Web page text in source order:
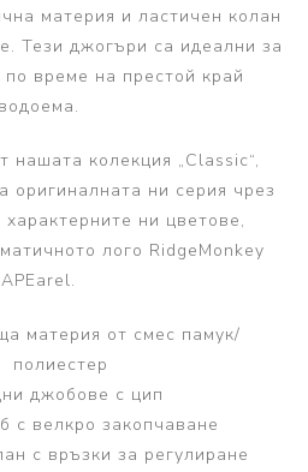
материя и ластичен колан
Тези джогъри са идеални за
време на престой край
водоема.
нашата колекция „Classic“,
оригиналната ни серия чрез
ни цветове,
лого RidgeMonkey
APEarel.
материя от смес памук/
полиестер
джобове с цип
с велкро закопчаване
с връзки за регулиране